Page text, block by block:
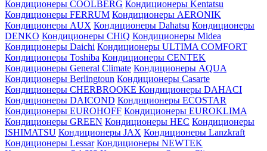
Кондиционеры СOOLBERG Кондиционеры Kentatsu
Кондиционеры FERRUM Кондиционеры AERONIK
Кондиционеры AUX Кондиционеры Dahatsu Кондиционеры
DENKO Кондиционеры CHiQ Кондиционеры Midea
Кондиционеры Daichi Кондиционеры ULTIMA COMFORT
Кондиционеры Toshiba Кондиционеры CENTEK
Кондиционеры General Climate Кондиционеры AQUA
Кондиционеры Berlingtoun Кондиционеры Casarte
Кондиционеры CHERBROOKE Кондиционеры DAHACI
Кондиционеры DAICOND Кондиционеры ECOSTAR
Кондиционеры EUROHOFF Кондиционеры EUROKLIMA
Кондиционеры GREEN Кондиционеры HEC Кондиционеры
ISHIMATSU Кондиционеры JAX Кондиционеры Lanzkraft
Кондиционеры Lessar Кондиционеры NEWTEK